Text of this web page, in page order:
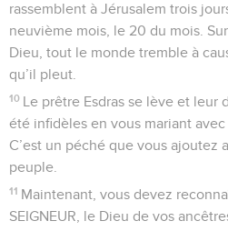
rassemblent à Jérusalem trois
neuvième mois, le 20 du mois.
Dieu, tout le monde tremble à
qu’il pleut.
10 Le prêtre Esdras se lève et leur
été infidèles en vous mariant avec
C’est un péché que vous ajoutez
peuple.
11 Maintenant, vous devez
SEIGNEUR, le Dieu de vos